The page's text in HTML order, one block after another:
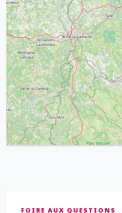
14
32
39
52 68
43
FOIRE AUX QUESTIONS